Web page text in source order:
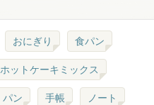
おにぎり 食パン
ホットケーキミックス
パン 手帳 ノート